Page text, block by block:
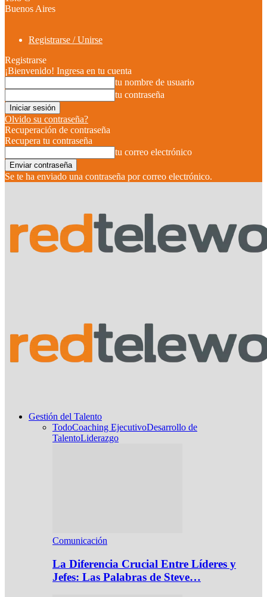
Buenos Aires
Registrarse / Unirse
Registrarse
¡Bienvenido! Ingresa en tu cuenta
tu nombre de usuario
tu contraseña
Olvido su contraseña?
Recuperación de contraseña
Recupera tu contraseña
tu correo electrónico
Se te ha enviado una contraseña por correo electrónico.
Gestión del Talento
TodoCoaching EjecutivoDesarrollo de
TalentoLiderazgo
Comunicación
La Diferencia Crucial Entre Líderes y
Jefes: Las Palabras de Steve…